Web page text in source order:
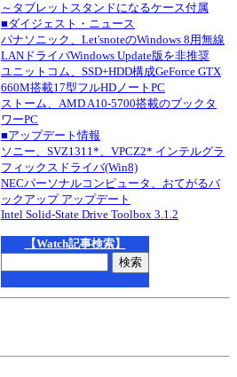
～タブレットスタンドになるケース付属
■ダイジェスト・ニュース
パナソニック、Let'snoteのWindows 8用無線
LANドライバWindows Update版を非推奨
ユニットコム、SSD+HDD構成GeForce GTX
660M搭載17型フルHDノートPC
ストーム、AMD A10-5700搭載のブックタ
ワーPC
■アップデート情報
ソニー、SVZ1311*、VPCZ2* インテルグラ
フィックスドライバ(Win8)
NECパーソナルコンピュータ、おてがるバ
ックアップ アップデート
Intel Solid-State Drive Toolbox 3.1.2
【Watch記事検索】